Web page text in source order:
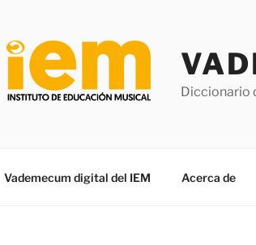
Diccionario
Vademecum digital del IEM Acerca de